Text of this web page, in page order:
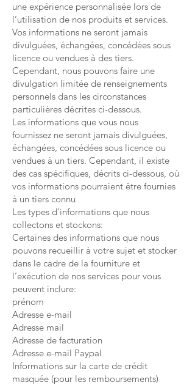
une expérience personnalisée lors de
l’utilisation de nos produits et services.
Vos informations ne seront jamais
divulguées, échangées, concédées sous
licence ou vendues à des tiers.
Cependant, nous pouvons faire une
divulgation limitée de renseignements
personnels dans les circonstances
particulières décrites ci-dessous.
Les informations que vous nous
fournissez ne seront jamais divulguées,
échangées, concédées sous licence ou
vendues à un tiers. Cependant, il existe
des cas spécifiques, décrits ci-dessous, où
vos informations pourraient être fournies
à un tiers connu
Les types d’informations que nous
collectons et stockons:
Certaines des informations que nous
pouvons recueillir à votre sujet et stocker
dans le cadre de la fourniture et
l’exécution de nos services pour vous
peuvent inclure:
prénom
Adresse e-mail
Adresse mail
Adresse de facturation
Adresse e-mail Paypal
Informations sur la carte de crédit
masquée (pour les remboursements)